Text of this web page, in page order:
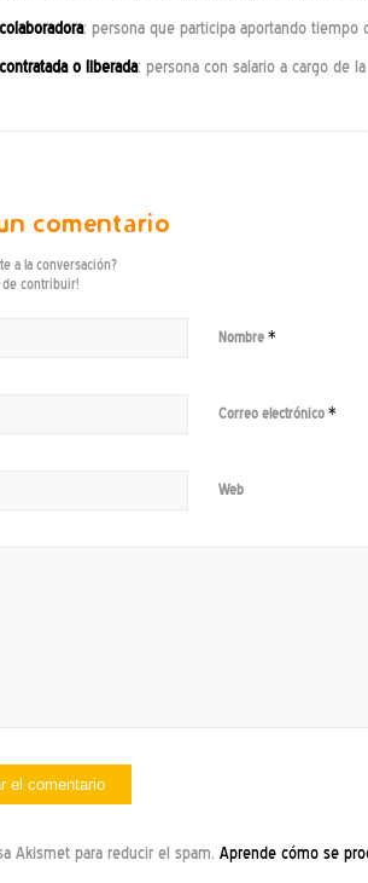
: persona que participa aportando tiempo
o liberada: persona con salario a cargo de
comentario
a la conversación?
contribuir!
Nombre *
Correo electrónico *
Web
Akismet para reducir el spam. Aprende cómo se